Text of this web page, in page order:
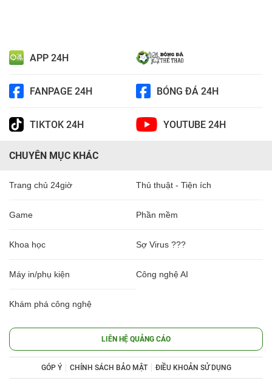
APP 24H
FANPAGE 24H BÓNG ĐÁ 24H
TIKTOK 24H YOUTUBE 24H
CHUYÊN MỤC KHÁC
Trang chủ 24giờ Thủ thuật - Tiện ích
Game Phần mềm
Khoa học Sợ Virus ???
Máy in/phụ kiện Công nghệ AI
Khám phá công nghệ
LIÊN HỆ QUẢNG CÁO
GÓP Ý CHÍNH SÁCH BẢO MẬT ĐIỀU KHOẢN SỬ DỤNG